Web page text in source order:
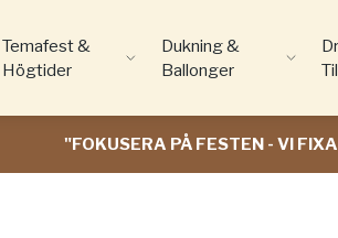
Temafest &
Högtider
Dukning &
Ballonger
"FOKUSERA PÅ FESTEN - VI